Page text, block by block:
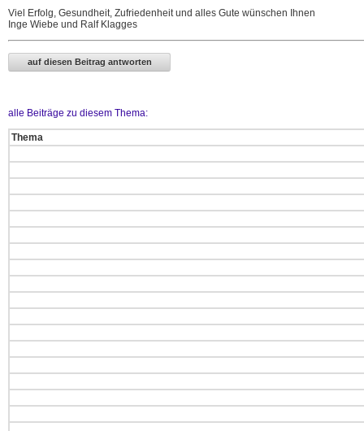
Viel Erfolg, Gesundheit, Zufriedenheit und alles Gute wünschen Ihnen
Inge Wiebe und Ralf Klagges
alle Beiträge zu diesem Thema:
Thema